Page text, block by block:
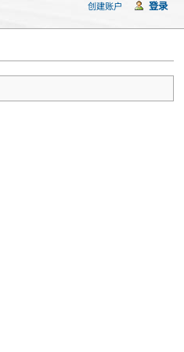
创建账户 登录